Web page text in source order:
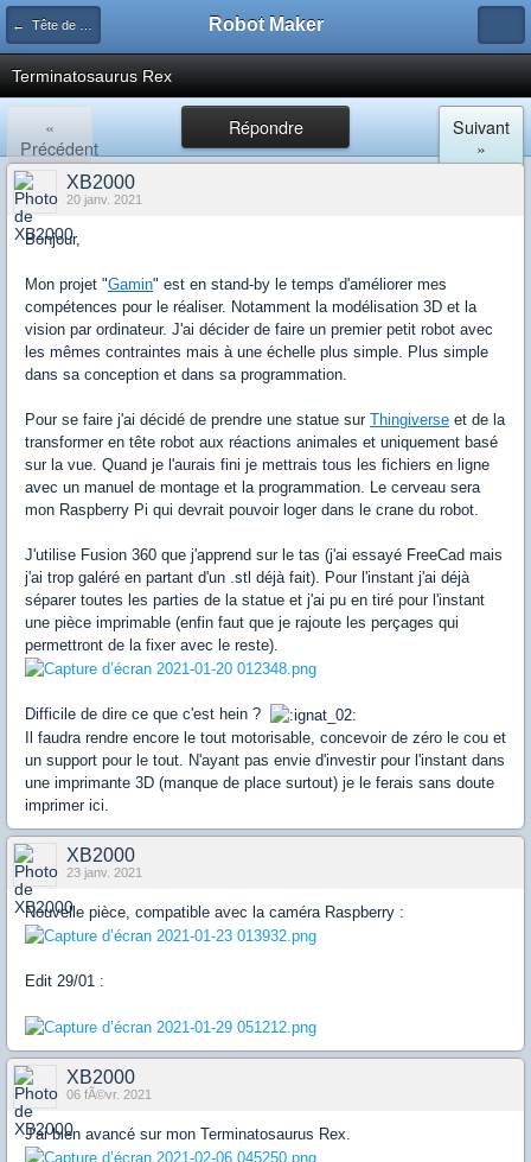
← Tête de robots, humaine ou animale, animatronique Robot Maker
Terminatosaurus Rex
Répondre
«
Précédent
Suivant
»
XB2000
20 janv. 2021
Bonjour,
Mon projet "Gamin" est en stand-by le temps d'améliorer mes
compétences pour le réaliser. Notamment la modélisation 3D et la
vision par ordinateur. J'ai décider de faire un premier petit robot avec
les mêmes contraintes mais à une échelle plus simple. Plus simple
dans sa conception et dans sa programmation.
Pour se faire j'ai décidé de prendre une statue sur Thingiverse et de la
transformer en tête robot aux réactions animales et uniquement basé
sur la vue. Quand je l'aurais fini je mettrais tous les fichiers en ligne
avec un manuel de montage et la programmation. Le cerveau sera
mon Raspberry Pi qui devrait pouvoir loger dans le crane du robot.
J'utilise Fusion 360 que j'apprend sur le tas (j'ai essayé FreeCad mais
j'ai trop galéré en partant d'un .stl déjà fait). Pour l'instant j'ai déjà
séparer toutes les parties de la statue et j'ai pu en tiré pour l'instant
une pièce imprimable (enfin faut que je rajoute les perçages qui
permettront de la fixer avec le reste).
Difficile de dire ce que c'est hein ?
Il faudra rendre encore le tout motorisable, concevoir de zéro le cou et
un support pour le tout. N'ayant pas envie d'investir pour l'instant dans
une imprimante 3D (manque de place surtout) je le ferais sans doute
imprimer ici.
XB2000
23 janv. 2021
Nouvelle pièce, compatible avec la caméra Raspberry :
Edit 29/01 :
XB2000
06 fÃ©vr. 2021
J'ai bien avancé sur mon Terminatosaurus Rex.